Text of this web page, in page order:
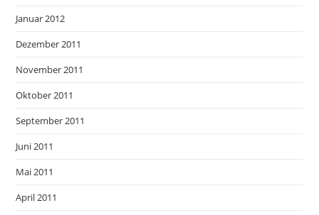
Januar 2012
Dezember 2011
November 2011
Oktober 2011
September 2011
Juni 2011
Mai 2011
April 2011